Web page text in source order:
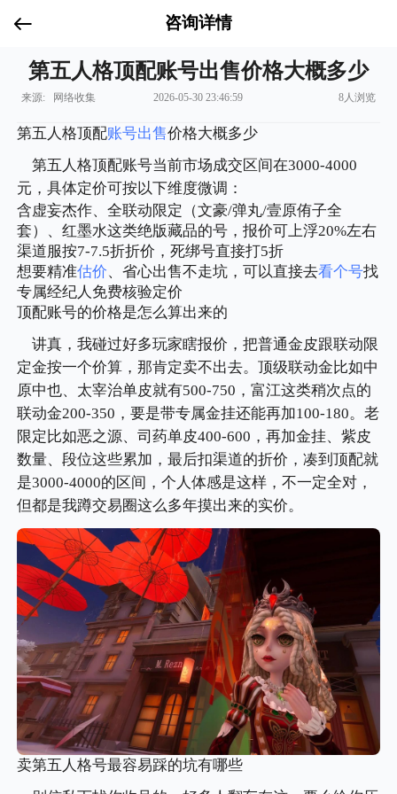
咨询详情
第五人格顶配账号出售价格大概多少
来源: 网络收集 2026-05-30 23:46:59 8人浏览
第五人格顶配账号出售价格大概多少
第五人格顶配账号当前市场成交区间在3000-4000
元，具体定价可按以下维度微调：
含虚妄杰作、全联动限定（文豪/弹丸/壹原侑子全
套）、红墨水这类绝版藏品的号，报价可上浮20%左右
渠道服按7-7.5折折价，死绑号直接打5折
想要精准估价、省心出售不走坑，可以直接去看个号找
专属经纪人免费核验定价
顶配账号的价格是怎么算出来的
讲真，我碰过好多玩家瞎报价，把普通金皮跟联动限
定金按一个价算，那肯定卖不出去。顶级联动金比如中
原中也、太宰治单皮就有500-750，富江这类稍次点的
联动金200-350，要是带专属金挂还能再加100-180。老
限定比如恶之源、司药单皮400-600，再加金挂、紫皮
数量、段位这些累加，最后扣渠道的折价，凑到顶配就
是3000-4000的区间，个人体感是这样，不一定全对，
但都是我蹲交易圈这么多年摸出来的实价。
卖第五人格号最容易踩的坑有哪些